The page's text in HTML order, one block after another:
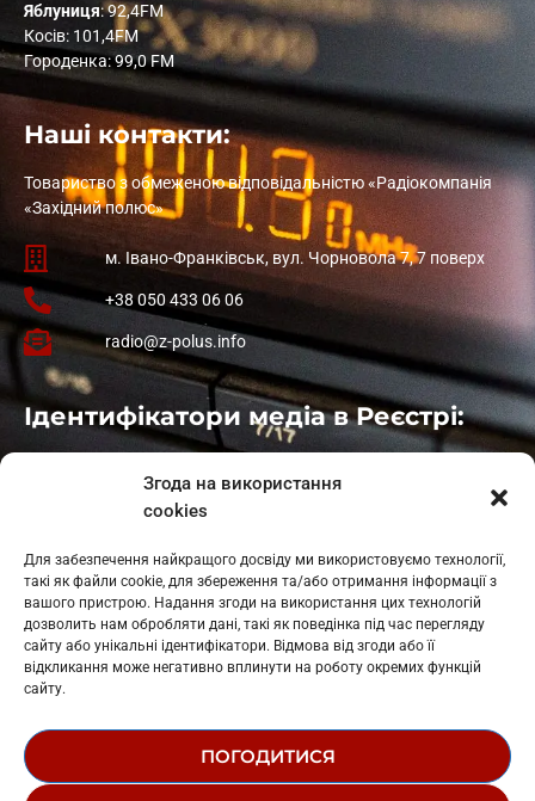
Згода на використання
cookies
Для забезпечення найкращого досвіду ми використовуємо технології,
такі як файли cookie, для збереження та/або отримання інформації з
вашого пристрою. Надання згоди на використання цих технологій
дозволить нам обробляти дані, такі як поведінка під час перегляду
сайту або унікальні ідентифікатори. Відмова від згоди або її
відкликання може негативно вплинути на роботу окремих функцій
сайту.
ПОГОДИТИСЯ
Яблуниця: 92,4FM
Косів: 101,4FM
Городенка: 99,0 FM
Наші контакти:
Товариство з обмеженою відповідальністю «Радіокомпанія
«Західний полюс»
м. Івано-Франківськ, вул. Чорновола 7, 7 поверх
+38 050 433 06 06
radio@z-polus.info
Ідентифікатори медіа в Реєстрі:
: L11-01410
: L11-01801
Косів: L11-01805
Гарасимів: L11-02274
© 1995-2026 РК «ЗАХІДНИЙ ПОЛЮС»